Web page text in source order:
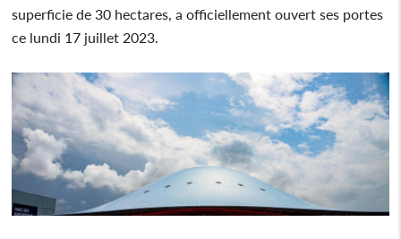
superficie de 30 hectares, a officiellement ouvert ses portes
ce lundi 17 juillet 2023.